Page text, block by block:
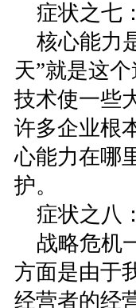
症状之七
核心能力
天”就是这
技术使一些
许多企业根
心能力在哪
护。
症状之八
战略危机
方面是由于
经营者的经